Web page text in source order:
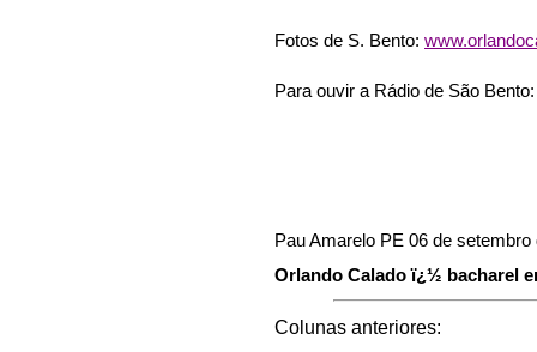
Fotos de S. Bento:
Para ouvir a Rádio de São
Pau Amarelo PE 06 de setembro
Orlando Calado ï¿½ bacharel
Colunas anteriores: